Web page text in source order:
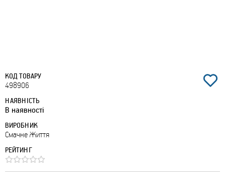
КОД ТОВАРУ
498906
НАЯВНІСТЬ
В наявності
ВИРОБНИК
Смачне Життя
РЕЙТИНГ